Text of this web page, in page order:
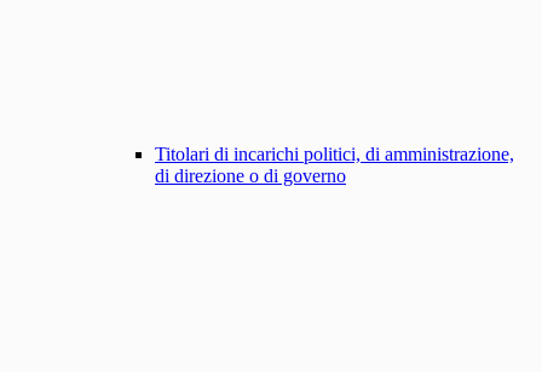
Titolari di incarichi politici, di amministrazione,
di direzione o di governo